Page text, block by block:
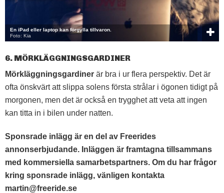
En iPad eller laptop kan förgylla tillvaron.
Foto: Kia
6. MÖRKLÄGGNINGSGARDINER
Mörkläggningsgardiner är bra i ur flera perspektiv. Det är
ofta önskvärt att slippa solens första strålar i ögonen tidigt på
morgonen, men det är också en trygghet att veta att ingen
kan titta in i bilen under natten.
Sponsrade inlägg är en del av Freerides
annonserbjudande. Inläggen är framtagna tillsammans
med kommersiella samarbetspartners. Om du har frågor
kring sponsrade inlägg, vänligen kontakta
martin@freeride.se